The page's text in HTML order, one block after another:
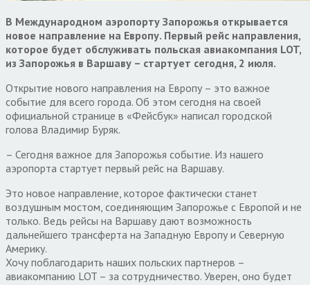
В Международном аэропорту Запорожья открывается
новое направление на Европу. Первый рейс направления,
которое будет обслуживать польская авиакомпания LOT,
из Запорожья в Варшаву – стартует сегодня, 2 июля.
Открытие нового направления на Европу – это важное
событие для всего города. Об этом сегодня на своей
официальной странице в «Фейсбук» написал городской
голова Владимир Буряк.
– Сегодня важное для Запорожья событие. Из нашего
аэропорта стартует первый рейс на Варшаву.
Это новое направление, которое фактически станет
воздушным мостом, соединяющим Запорожье с Европой и не
только. Ведь рейсы на Варшаву дают возможность
дальнейшего трансферта на Западную Европу и Северную
Америку.
Хочу поблагодарить наших польских партнеров –
авиакомпанию LOT – за сотрудничество. Уверен, оно будет